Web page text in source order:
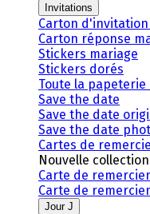
Invitations
Carton
Carton réponse
Stickers mariage
Stickers dorés
Toute la papeterie
Save the date
Save the date
Save the date
Cartes de
Nouvelle collection
Carte de
Carte de
Jour J